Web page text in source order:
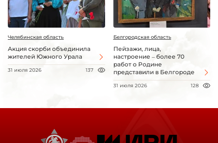
Челябинская область
Акция скорби объединила
жителей Южного Урала
31 июля 2026 137
Белгородская область
Пейзажи, лица,
настроение – более 70
работ о Родине
представили в Белгороде
31 июля 2026 128